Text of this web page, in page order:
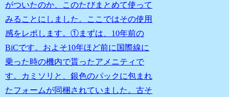
がついたのか、このたびまとめて使って
みることにしました。ここではその使用
感をレポします。①まずは、10年前の
BiCです。およそ10年ほど前に国際線に
乗った時の機内で貰ったアメニティで
す。カミソリと、銀色のパックに包まれ
たフォームが同梱されていました。古そ